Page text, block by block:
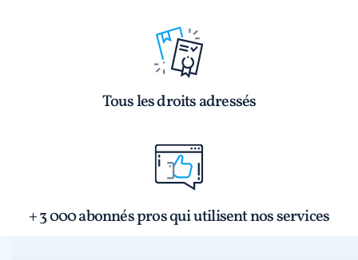
Tous les droits adressés
+ 3 000 abonnés pros qui utilisent nos services